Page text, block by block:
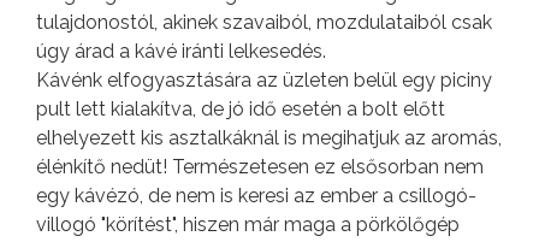
tulajdonostól, akinek szavaiból, mozdulataiból csak
úgy árad a kávé iránti lelkesedés.
Kávénk elfogyasztására az üzleten belül egy piciny
pult lett kialakítva, de jó idő esetén a bolt előtt
elhelyezett kis asztalkáknál is megihatjuk az aromás,
élénkítő nedüt! Természetesen ez elsősorban nem
egy kávézó, de nem is keresi az ember a csillogó-
villogó "körítést", hiszen már maga a pörkölőgép